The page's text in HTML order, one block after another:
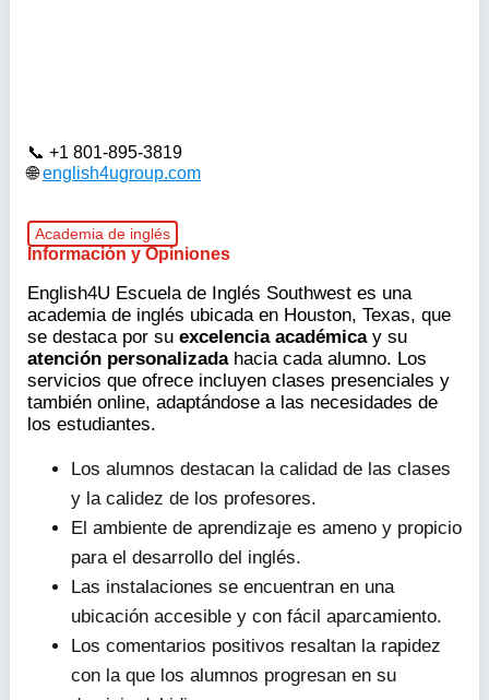
+1 801-895-3819
english4ugroup.com
Academia de inglés
Información y Opiniones
English4U Escuela de Inglés Southwest es una
academia de inglés ubicada en Houston, Texas, que
se destaca por su excelencia académicay su
atención personalizadahacia cada alumno. Los
servicios que ofrece incluyen clases presenciales y
también online, adaptándose a las necesidades de
los estudiantes.
Los alumnos destacan la calidad de las clases
y la calidez de los profesores.
El ambiente de aprendizaje es ameno y propicio
para el desarrollo del inglés.
Las instalaciones se encuentran en una
ubicación accesible y con fácil aparcamiento.
Los comentarios positivos resaltan la rapidez
con la que los alumnos progresan en su